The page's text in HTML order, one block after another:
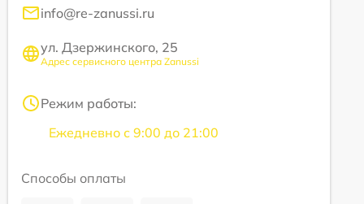
info@re-zanussi.ru
ул. Дзержинского, 25
Адрес сервисного центра Zanussi
Режим работы:
Ежедневно с 9:00 до 21:00
Способы оплаты